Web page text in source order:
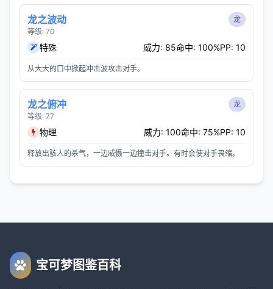
龙之波动
等级: 70
龙
特殊 威力: 85命中: 100%PP: 10
从大大的口中掀起冲击波攻击对手。
龙之俯冲
等级: 77
龙
物理 威力: 100命中: 75%PP: 10
释放出骇人的杀气，一边威慑一边撞击对手。有时会使对手畏缩。
宝可梦图鉴百科